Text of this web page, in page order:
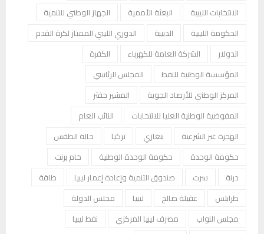
الانتخابات الليبية
البعثة الأممية
الجهاز الوطني للتنمية
الحكومة الليبية
الدبيبة
الدوري الليبي الممتاز لكرة القدم
الدولار
الشركة العامة للكهرباء
الكفرة
المؤسسة الوطنية للنفط
المجلس الرئاسي
المركز الوطني للأرصاد الجوية
المشير حفتر
المفوضية الوطنية العليا للانتخابات
النائب العام
الهجرة غير الشرعية
بنغازي تركيا
حالة الطقس
حكومة الوحدة
حكومة الوحدة الوطنية
خام برنت
درنة
سرت صندوق التنمية وإعادة إعمار ليبيا
طاقة
طرابلس
عقيلة صالح ليبيا
مجلس الدولة
مجلس النواب
مصرف ليبيا المركزي
نفط ليبيا